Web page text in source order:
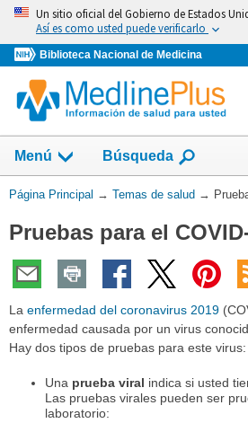
Omita
vaya
al
Contenido
Un sitio oficial del Gobierno de Estados
Así es como usted puede verificarlo
Biblioteca Nacional de Medicina
Menú
Mostrar
campo
de
Búsqueda
Usted
aquí:
Página Principal → Temas de salud →
Pruebas para el
La enfermedad del coronavirus 2019
enfermedad causada por un virus
Hay dos tipos de pruebas para este virus:
Una prueba viral indica si usted
Las pruebas virales pueden ser
laboratorio: